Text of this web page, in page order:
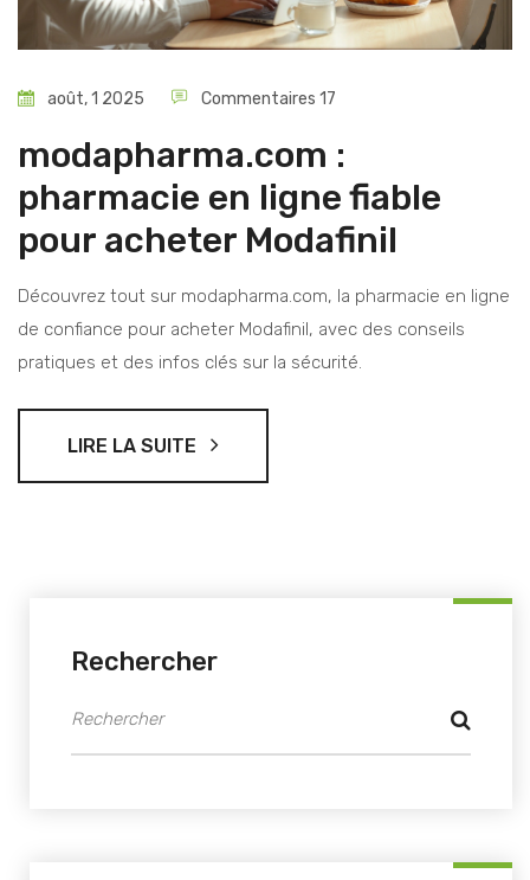
août, 1 2025 Commentaires 17
modapharma.com :
pharmacie en ligne fiable
pour acheter Modafinil
Découvrez tout sur modapharma.com, la pharmacie en ligne
de confiance pour acheter Modafinil, avec des conseils
pratiques et des infos clés sur la sécurité.
LIRE LA SUITE
Rechercher